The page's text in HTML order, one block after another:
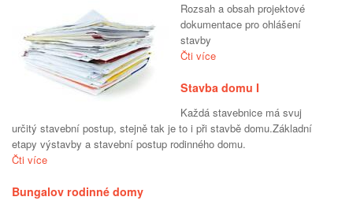
Rozsah a obsah projektové
dokumentace pro ohlášení
stavby
Čti více
Stavba domu I
Každá stavebnice má svuj
určitý stavební postup, stejně tak je to i při stavbě domu.Základní
etapy výstavby a stavební postup rodinného domu.
Čti více
Bungalov rodinné domy